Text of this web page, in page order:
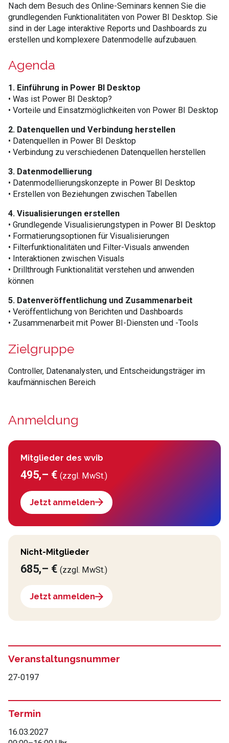
Nach dem Besuch des Online-Seminars kennen Sie die
grundlegenden Funktionalitäten von Power BI Desktop. Sie
sind in der Lage interaktive Reports und Dashboards zu
erstellen und komplexere Datenmodelle aufzubauen.
Agenda
1. Einführung in Power BI Desktop
• Was ist Power BI Desktop?
• Vorteile und Einsatzmöglichkeiten von Power BI Desktop
2. Datenquellen und Verbindung herstellen
• Datenquellen in Power BI Desktop
• Verbindung zu verschiedenen Datenquellen herstellen
3. Datenmodellierung
• Datenmodellierungskonzepte in Power BI Desktop
• Erstellen von Beziehungen zwischen Tabellen
4. Visualisierungen erstellen
• Grundlegende Visualisierungstypen in Power BI Desktop
• Formatierungsoptionen für Visualisierungen
• Filterfunktionalitäten und Filter-Visuals anwenden
• Interaktionen zwischen Visuals
• Drillthrough Funktionalität verstehen und anwenden
können
5. Datenveröffentlichung und Zusammenarbeit
• Veröffentlichung von Berichten und Dashboards
• Zusammenarbeit mit Power BI-Diensten und -Tools
Zielgruppe
Controller, Datenanalysten, und Entscheidungsträger im
kaufmännischen Bereich
Anmeldung
Mitglieder des wvib
495,– €(zzgl. MwSt.)
Jetzt anmelden
Nicht-Mitglieder
685,– €(zzgl. MwSt.)
Jetzt anmelden
Veranstaltungsnummer
27-0197
Termin
16.03.2027